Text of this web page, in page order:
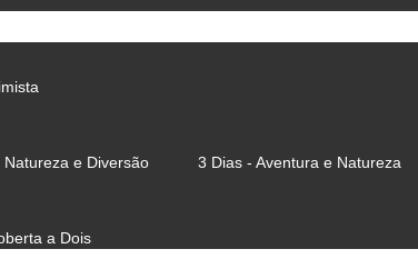
Natureza e Diversão 3 Dias - Aventura e Natureza
a Dois